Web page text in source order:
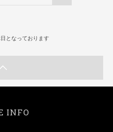
となっております
INFO